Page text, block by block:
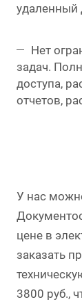
удаленный
Нет
задач.
доступа,
отчетов,
У нас
цене в
заказать
3800 руб.,